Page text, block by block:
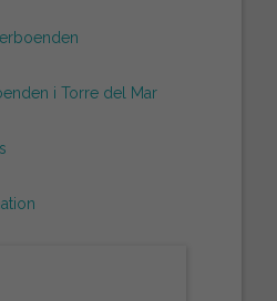
i Torre del Mar